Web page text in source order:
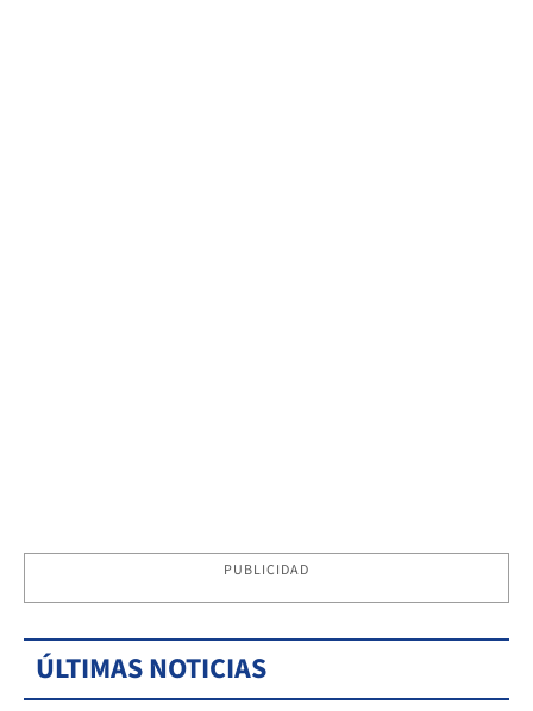
PUBLICIDAD
ÚLTIMAS NOTICIAS